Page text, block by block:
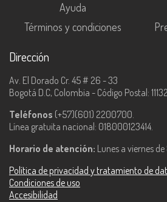
Ayuda
Términos y condiciones
Dirección
Av. El Dorado Cr. 45 # 26 - 33
Bogotá D.C, Colombia - Código Postal:
Teléfonos (+57)(601) 2200700.
Línea gratuita nacional: 018000123414.
Horario de atención: Lunes a viernes
Política de privacidad y tratamiento de
Condiciones de uso
Accesibilidad